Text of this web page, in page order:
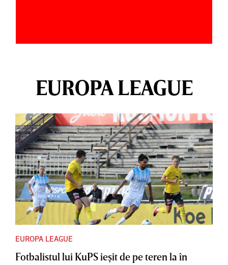
EUROPA LEAGUE
EUROPA LEAGUE
Fotbalistul lui KuPS ieşit de pe teren la în